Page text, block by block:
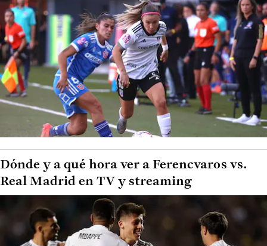
Dónde y a qué hora ver a Ferencvaros vs.
Real Madrid en TV y streaming